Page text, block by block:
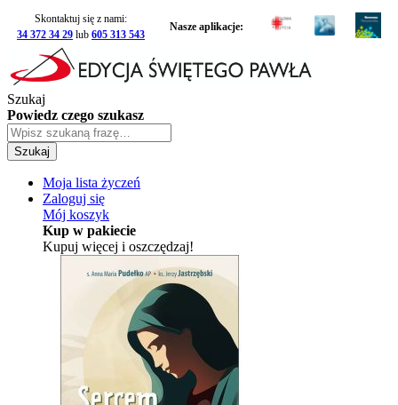
Skontaktuj się z nami:
34 372 34 29 lub 605 313 543
Nasze aplikacje:
Szukaj
Powiedz czego szukasz
Szukaj
Moja lista życzeń
Zaloguj się
Mój koszyk
Kup w pakiecie
Kupuj więcej i oszczędzaj!